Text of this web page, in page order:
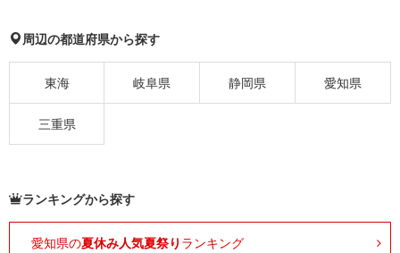
周辺の都道府県から探す
東海 岐阜県 静岡県 愛知県
三重県
ランキングから探す
愛知県の夏休み人気夏祭り ランキング